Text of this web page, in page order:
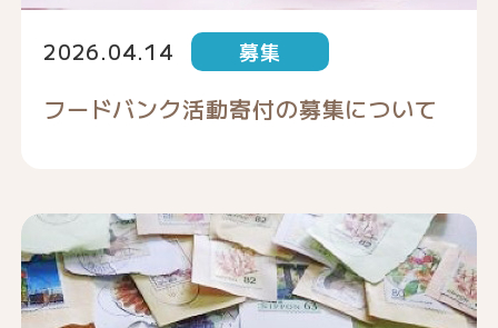
2026.04.14 募集
フードバンク活動寄付の募集について